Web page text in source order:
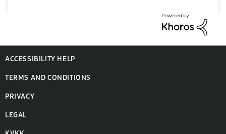
ACCESSIBILITY HELP
TERMS AND CONDITIONS
PRIVACY
LEGAL